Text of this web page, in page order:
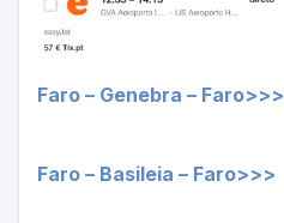
Faro – Genebra – Faro>>>
Faro – Basileia – Faro>>>